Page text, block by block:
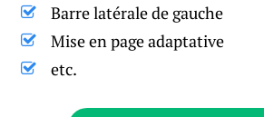
Barre latérale de gauche
Mise en page adaptative
etc.